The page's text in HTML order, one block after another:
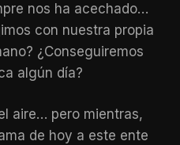
nos ha acechado…
con nuestra propia
¿Conseguiremos
algún día?
aire… pero mientras,
de hoy a este ente